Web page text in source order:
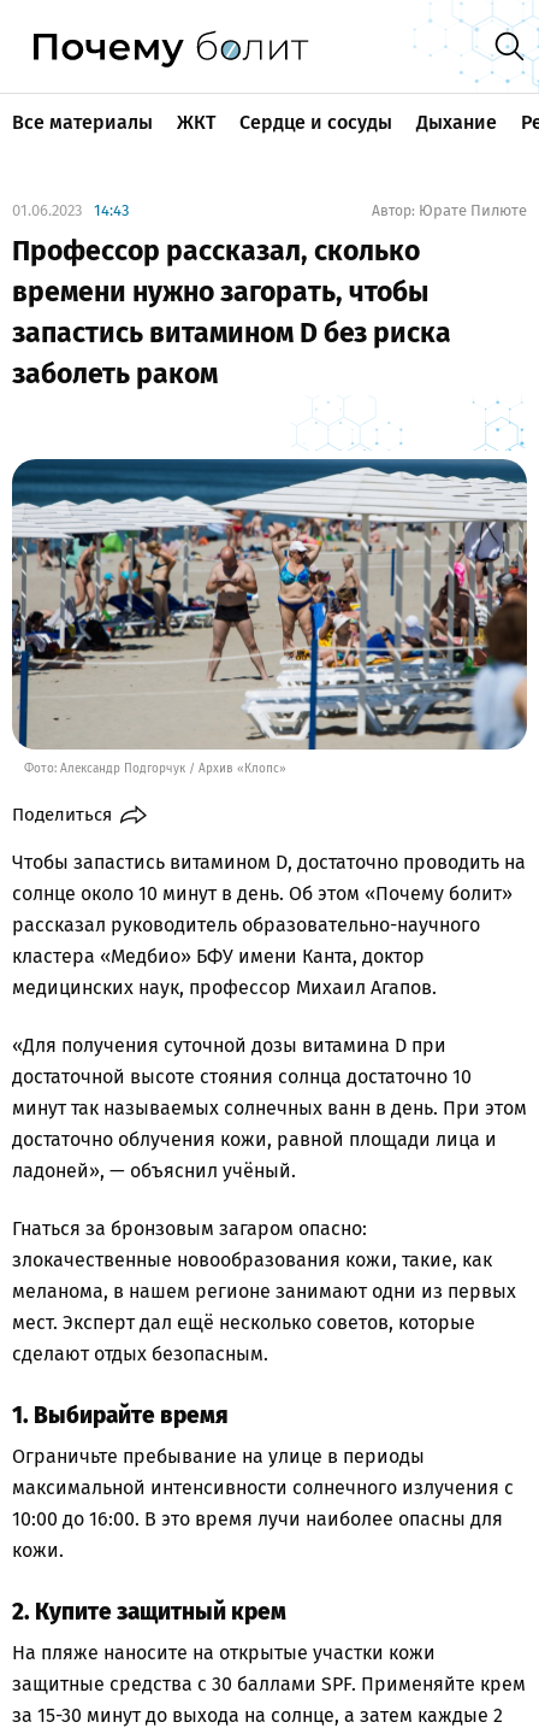
Все материалы ЖКТ Сердце и сосуды Дыхание
01.06.2023 14:43 Автор: Юрате Пилюте
Профессор рассказал, сколько
времени нужно загорать, чтобы
запастись витамином D без риска
заболеть раком
Фото: Александр Подгорчук / Архив «Клопс»
Поделиться
Чтобы запастись витамином D, достаточно проводить на
солнце около 10 минут в день. Об этом «Почему болит»
рассказал руководитель образовательно-научного
кластера «Медбио» БФУ имени Канта, доктор
медицинских наук, профессор Михаил Агапов.
«Для получения суточной дозы витамина D при
достаточной высоте стояния солнца достаточно 10
минут так называемых солнечных ванн в день. При этом
достаточно облучения кожи, равной площади лица и
ладоней», — объяснил учёный.
Гнаться за бронзовым загаром опасно:
злокачественные новообразования кожи, такие, как
меланома, в нашем регионе занимают одни из первых
мест. Эксперт дал ещё несколько советов, которые
сделают отдых безопасным.
1. Выбирайте время
Ограничьте пребывание на улице в периоды
максимальной интенсивности солнечного излучения с
10:00 до 16:00. В это время лучи наиболее опасны для
кожи.
2. Купите защитный крем
На пляже наносите на открытые участки кожи
защитные средства с 30 баллами SPF. Применяйте крем
за 15-30 минут до выхода на солнце, а затем каждые 2